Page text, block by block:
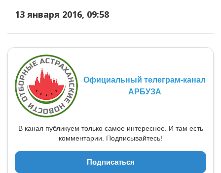
13 января 2016, 09:58
Официальный телеграм-канал
АРБУЗА
В канал публикуем только самое интересное. И там есть
комментарии. Подписывайтесь!
Подписаться